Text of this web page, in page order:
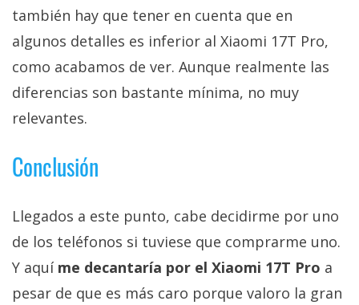
también hay que tener en cuenta que en
algunos detalles es inferior al Xiaomi 17T Pro,
como acabamos de ver. Aunque realmente las
diferencias son bastante mínima, no muy
relevantes.
Conclusión
Llegados a este punto, cabe decidirme por uno
de los teléfonos si tuviese que comprarme uno.
Y aquí me decantaría por el Xiaomi 17T Pro a
pesar de que es más caro porque valoro la gran